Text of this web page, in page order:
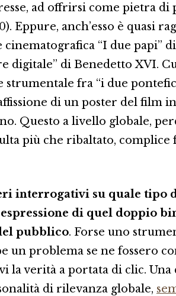
ad offrirsi come pietra di
Eppure, anch’esso è quasi
“I due papi”
digitale” di Benedetto XVI.
fra “i due
di un poster del film
Questo a livello globale,
più che ribaltato, complice
interrogativi su quale tipo
di quel doppio
pubblico. Forse uno
un problema se ne fossero
verità a portata di clic. Una
di rilevanza globale,